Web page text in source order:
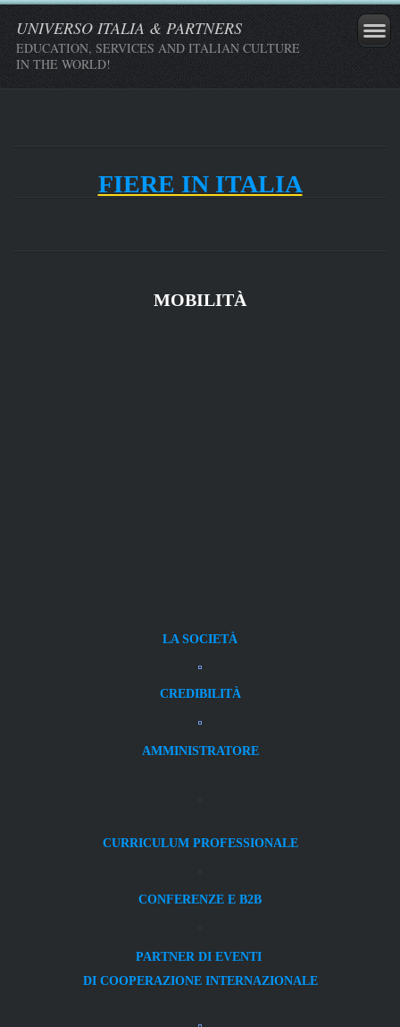
UNIVERSO ITALIA & PARTNERS
EDUCATION, SERVICES AND ITALIAN CULTURE
IN THE WORLD!
FIERE IN ITALIA
MOBILITÀ
LA SOCIETÀ
CREDIBILITÀ
AMMINISTRATORE
CURRICULUM PROFESSIONALE
CONFERENZE E B2B
PARTNER DI EVENTI
DI COOPERAZIONE INTERNAZIONALE